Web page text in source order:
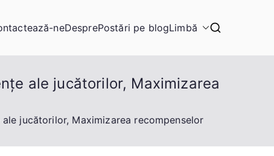
neDesprePostări pe blogLimbă
ale jucătorilor, Maximizarea
jucătorilor, Maximizarea recompenselor